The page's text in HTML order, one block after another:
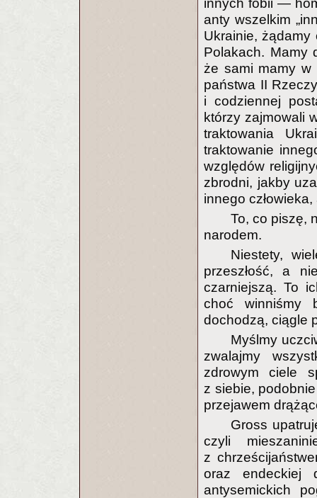
innych fobii —
anty wszelkim
Ukrainie,
Polakach. Mamy
że sami mamy
państwa II
i codziennej
którzy zajmowali
traktowania
traktowanie
względów
zbrodni, jakby
innego
To, co piszę,
narodem.
Niestety,
przeszłość, a
czarniejszą. To
choć winniśmy
dochodzą, ciągle
Myślmy
zwalajmy
zdrowym ciele
z siebie,
przejawem
Gross
czyli
z
oraz endeckiej
antysemickich